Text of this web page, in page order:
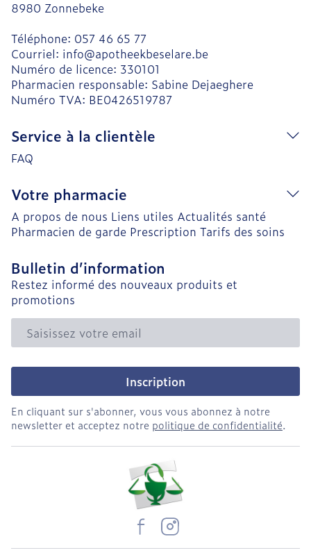
8980 Zonnebeke
Téléphone: 057 46 65 77
Courriel: info@apotheekbeselare.be
Numéro de licence: 330101
Pharmacien responsable: Sabine Dejaeghere
Numéro TVA: BE0426519787
Service à la clientèle
FAQ
Votre pharmacie
A propos de nous Liens utiles Actualités santé
Pharmacien de garde Prescription Tarifs des soins
Bulletin d’information
Restez informé des nouveaux produits et
promotions
Adresse mail
Inscription
En cliquant sur s'abonner, vous vous abonnez à notre
newsletter et acceptez notre politique de confidentialité.